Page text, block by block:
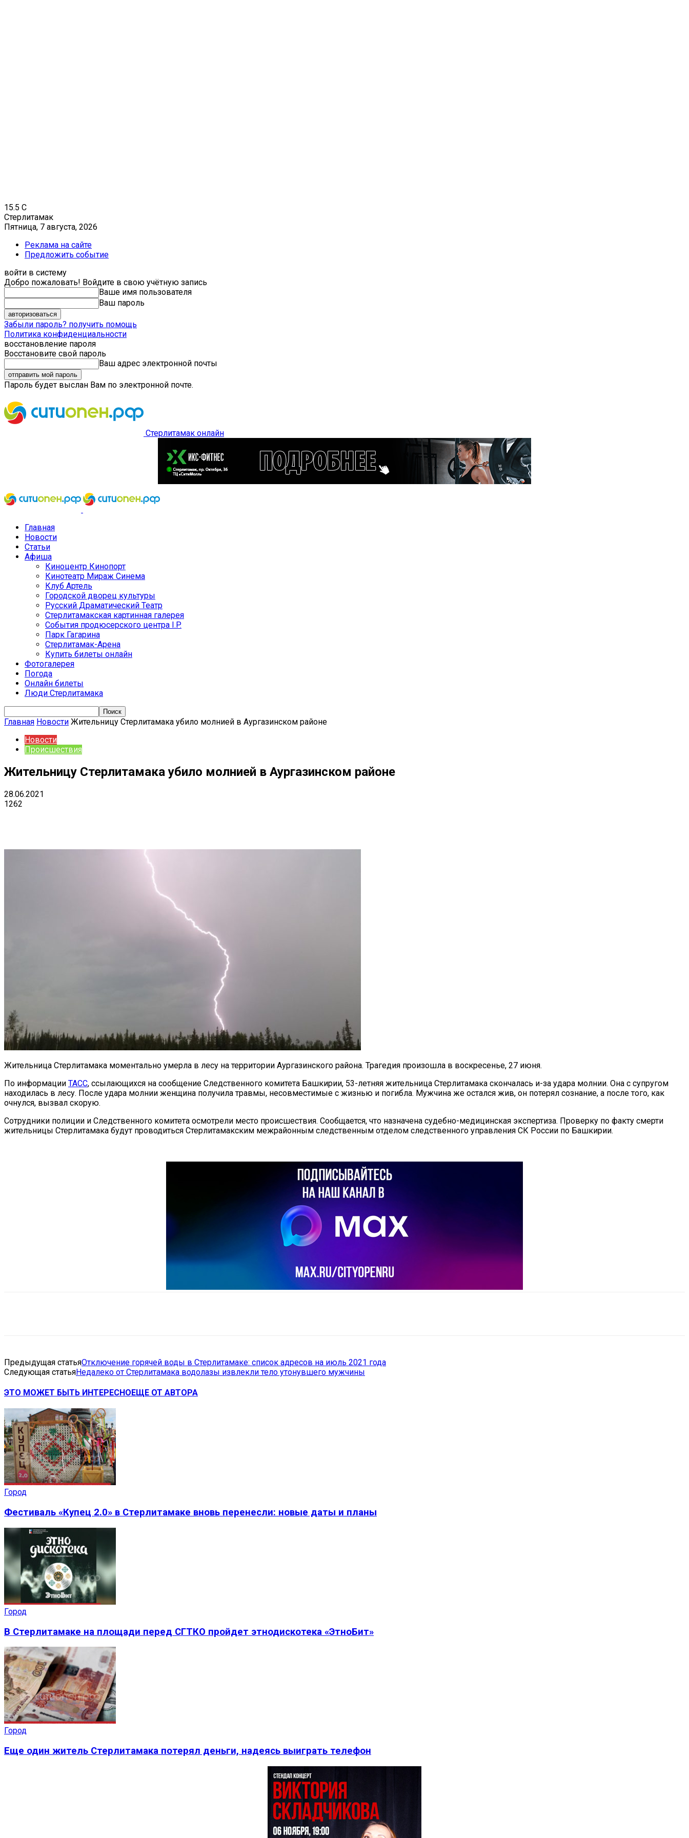
15.5 C
Стерлитамак
Пятница, 7 августа, 2026
Реклама на сайте
Предложить событие
войти в систему
Добро пожаловать! Войдите в свою учётную запись
Ваше имя пользователя
Ваш пароль
Забыли пароль? получить помощь
Политика конфиденциальности
восстановление пароля
Восстановите свой пароль
Ваш адрес электронной почты
Пароль будет выслан Вам по электронной почте.
Стерлитамак онлайн
Главная
Новости
Статьи
Афиша
Киноцентр Кинопорт
Кинотеатр Мираж Синема
Клуб Артель
Городской дворец культуры
Русский Драматический Театр
Стерлитамакская картинная галерея
События продюсерского центра I.P.
Парк Гагарина
Стерлитамак-Арена
Купить билеты онлайн
Фотогалерея
Погода
Онлайн билеты
Люди Стерлитамака
Главная Новости Жительницу Стерлитамака убило молнией в Аургазинском районе
Новости
Происшествия
Жительницу Стерлитамака убило молнией в Аургазинском районе
28.06.2021
1262
Жительница Стерлитамака моментально умерла в лесу на территории Аургазинского района. Трагедия произошла в воскресенье, 27 июня.
По информации ТАСС, ссылающихся на сообщение Следственного комитета Башкирии, 53-летняя жительница Стерлитамака скончалась и-за удара молнии. Она с супругом
находилась в лесу. После удара молнии женщина получила травмы, несовместимые с жизнью и погибла. Мужчина же остался жив, он потерял сознание, а после того, как
очнулся, вызвал скорую.
Сотрудники полиции и Следственного комитета осмотрели место происшествия. Сообщается, что назначена судебно-медицинская экспертиза. Проверку по факту смерти
жительницы Стерлитамака будут проводиться Стерлитамакским межрайонным следственным отделом следственного управления СК России по Башкирии.
Предыдущая статьяОтключение горячей воды в Стерлитамаке: список адресов на июль 2021 года
Следующая статьяНедалеко от Стерлитамака водолазы извлекли тело утонувшего мужчины
ЭТО МОЖЕТ БЫТЬ ИНТЕРЕСНОЕЩЕ ОТ АВТОРА
Город
Фестиваль «Купец 2.0» в Стерлитамаке вновь перенесли: новые даты и планы
Город
В Стерлитамаке на площади перед СГТКО пройдет этнодискотека «ЭтноБит»
Город
Еще один житель Стерлитамака потерял деньги, надеясь выиграть телефон